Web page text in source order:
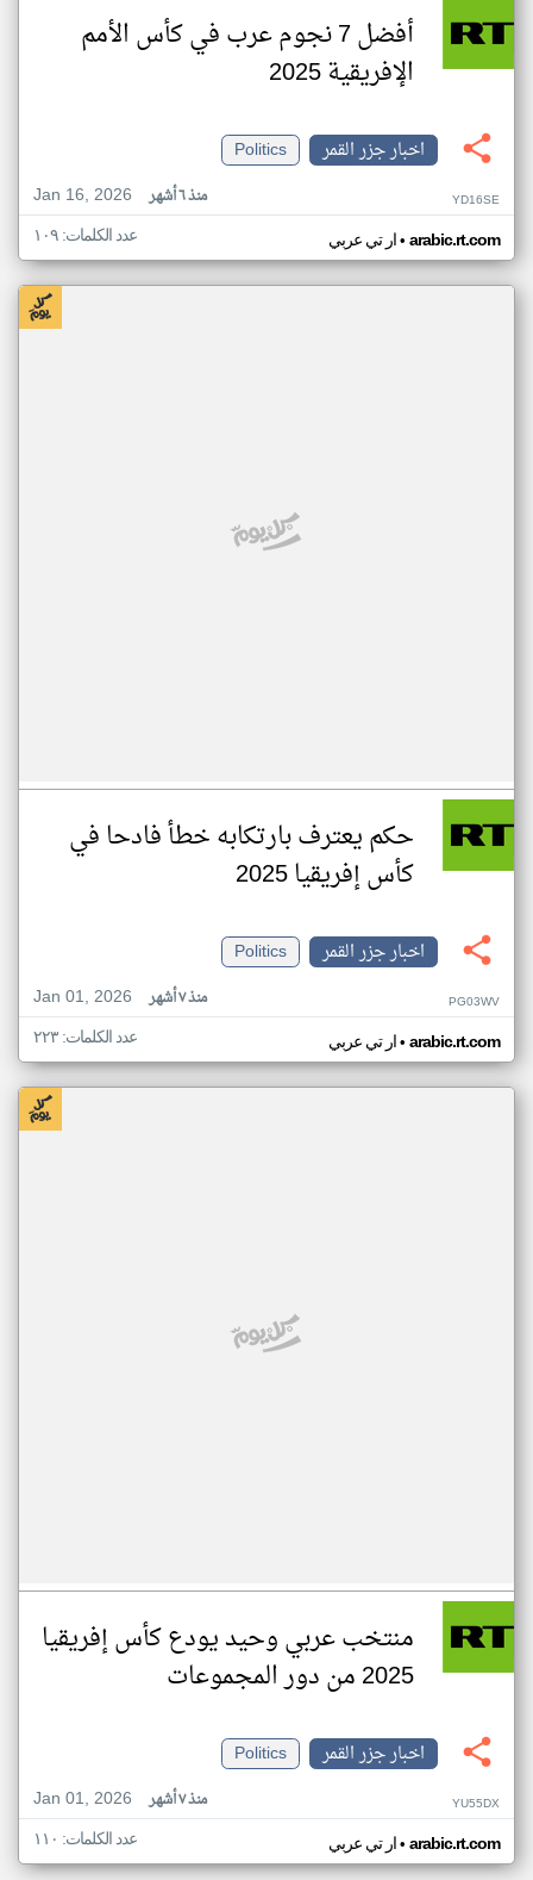
أفضل 7 نجوم عرب في كأس الأمم
الإفريقية 2025
اخبار جزر القمر
Politics
Jan 16, 2026
منذ ٦ أشهر YD16SE
ار تي عربي• arabic.rt.com عدد الكلمات: ١٠٩
حكم يعترف بارتكابه خطأ فادحا في
كأس إفريقيا 2025
اخبار جزر القمر
Politics
Jan 01, 2026
منذ ٧ أشهر PG03WV
ار تي عربي• arabic.rt.com عدد الكلمات: ٢٢٣
منتخب عربي وحيد يودع كأس إفريقيا
2025 من دور المجموعات
اخبار جزر القمر
Politics
Jan 01, 2026
منذ ٧ أشهر YU55DX
ار تي عربي• arabic.rt.com عدد الكلمات: ١١٠